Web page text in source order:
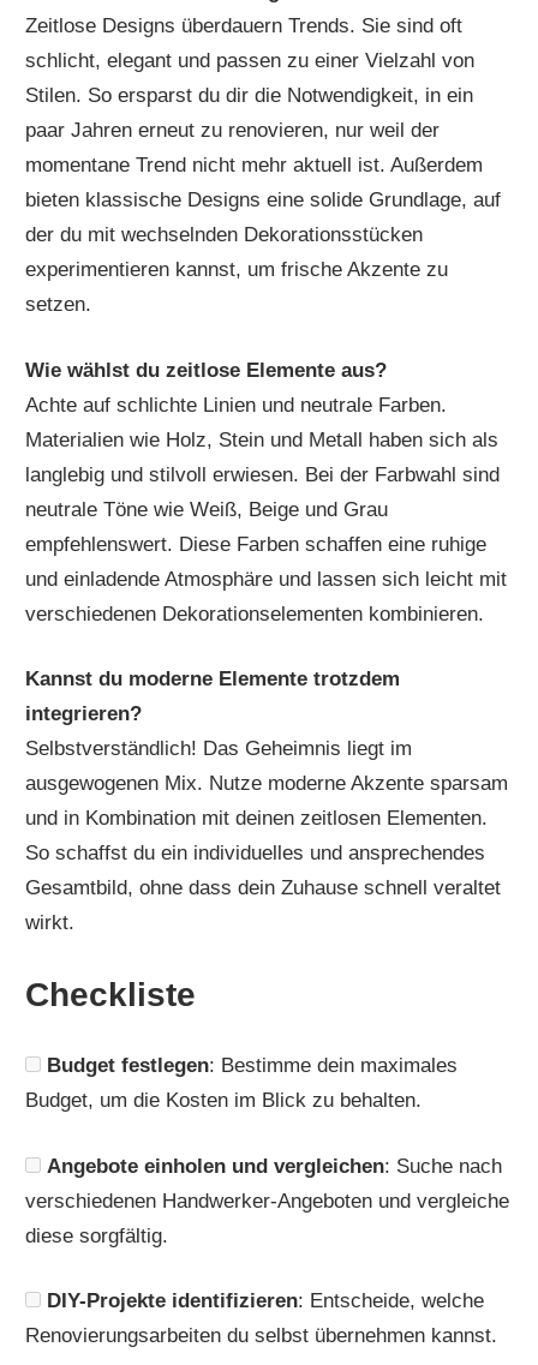
Zeitlose Designs überdauern Trends. Sie sind oft
schlicht, elegant und passen zu einer Vielzahl von
Stilen. So ersparst du dir die Notwendigkeit, in ein
paar Jahren erneut zu renovieren, nur weil der
momentane Trend nicht mehr aktuell ist. Außerdem
bieten klassische Designs eine solide Grundlage, auf
der du mit wechselnden Dekorationsstücken
experimentieren kannst, um frische Akzente zu
setzen.
Wie wählst du zeitlose Elemente aus?
Achte auf schlichte Linien und neutrale Farben.
Materialien wie Holz, Stein und Metall haben sich als
langlebig und stilvoll erwiesen. Bei der Farbwahl sind
neutrale Töne wie Weiß, Beige und Grau
empfehlenswert. Diese Farben schaffen eine ruhige
und einladende Atmosphäre und lassen sich leicht mit
verschiedenen Dekorationselementen kombinieren.
Kannst du moderne Elemente trotzdem
integrieren?
Selbstverständlich! Das Geheimnis liegt im
ausgewogenen Mix. Nutze moderne Akzente sparsam
und in Kombination mit deinen zeitlosen Elementen.
So schaffst du ein individuelles und ansprechendes
Gesamtbild, ohne dass dein Zuhause schnell veraltet
wirkt.
Checkliste
Budget festlegen: Bestimme dein maximales
Budget, um die Kosten im Blick zu behalten.
Angebote einholen und vergleichen: Suche nach
verschiedenen Handwerker-Angeboten und vergleiche
diese sorgfältig.
DIY-Projekte identifizieren: Entscheide, welche
Renovierungsarbeiten du selbst übernehmen kannst.